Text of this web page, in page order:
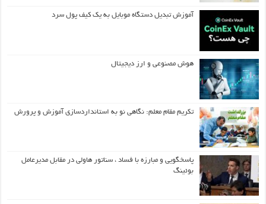
آموزش تبدیل دستگاه موبایل به یک کیف‌ پول سرد
هوش مصنوعی و ارز دیجیتال
تکریم مقام معلم: نگاهی نو به استانداردسازی آموزش و پرورش
پاسخگویی و مبارزه با فساد ، سناتور هاولی در مقابل مدیرعامل
بوئینگ